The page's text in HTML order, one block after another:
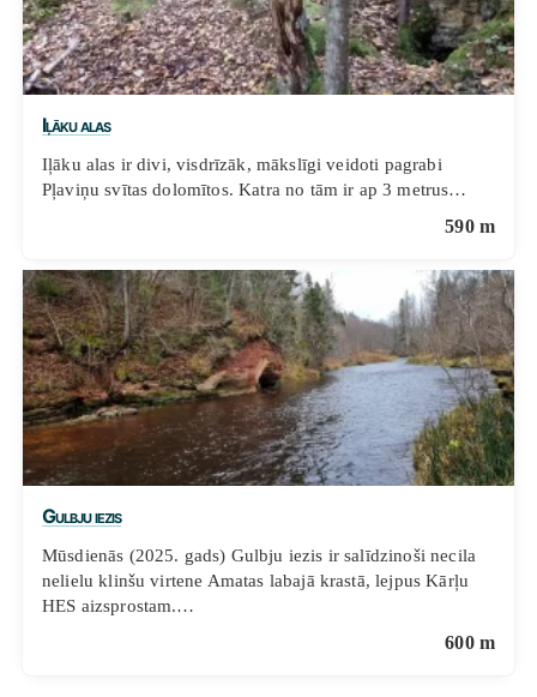
Iļāku alas
Iļāku alas ir divi, visdrīzāk, mākslīgi veidoti pagrabi
Pļaviņu svītas dolomītos. Katra no tām ir ap 3 metrus…
590 m
Gulbju iezis
Mūsdienās (2025. gads) Gulbju iezis ir salīdzinoši necila
nelielu klinšu virtene Amatas labajā krastā, lejpus Kārļu
HES aizsprostam.…
600 m